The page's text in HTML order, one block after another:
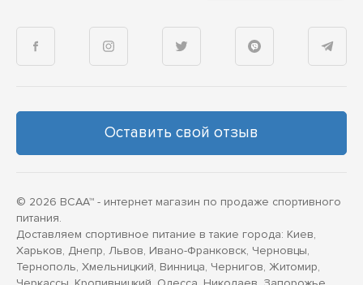
Оставить свой отзыв
© 2026 BCAA™ - интернет магазин по продаже спортивного
питания.
Доставляем спортивное питание в такие города: Киев,
Харьков, Днепр, Львов, Ивано-Франковск, Черновцы,
Тернополь, Хмельницкий, Винница, Чернигов, Житомир,